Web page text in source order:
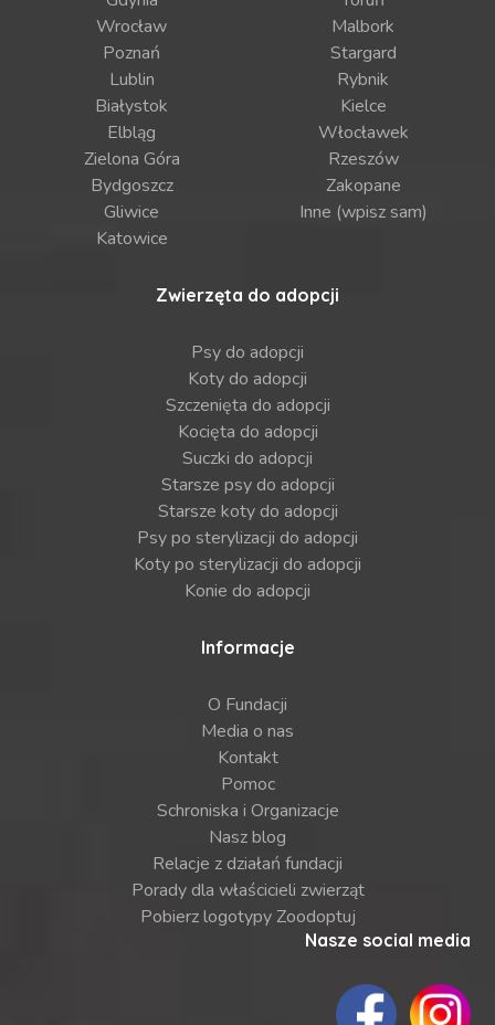
Wrocław
Poznań
Lublin
Białystok
Elbląg
Zielona Góra
Bydgoszcz
Gliwice
Katowice
Malbork
Stargard
Rybnik
Kielce
Włocławek
Rzeszów
Zakopane
Inne (wpisz sam)
Zwierzęta do adopcji
Psy do adopcji
Koty do adopcji
Szczenięta do adopcji
Kocięta do adopcji
Suczki do adopcji
Starsze psy do adopcji
Starsze koty do adopcji
Psy po sterylizacji do adopcji
Koty po sterylizacji do adopcji
Konie do adopcji
Informacje
O Fundacji
Media o nas
Kontakt
Pomoc
Schroniska i Organizacje
Nasz blog
Relacje z działań fundacji
Porady dla właścicieli zwierząt
Pobierz logotypy Zoodoptuj
Nasze social media